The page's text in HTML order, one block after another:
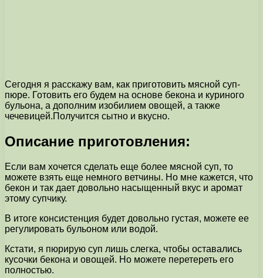
Сегодня я расскажу вам, как приготовить мясной суп-
пюре. Готовить его будем на основе бекона и куриного
бульона, а дополним изобилием овощей, а также
чечевицей.Получится сытно и вкусно.
Описание приготовления:
Если вам хочется сделать еще более мясной суп, то
можете взять еще немного ветчины. Но мне кажется, что
бекон и так дает довольно насыщенный вкус и аромат
этому супчику.
В итоге консистенция будет довольно густая, можете ее
регулировать бульоном или водой.
Кстати, я пюрирую суп лишь слегка, чтобы оставались
кусочки бекона и овощей. Но можете перетереть его
полностью.